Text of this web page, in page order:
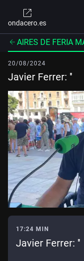
ondacero.es
AIRES DE FERIA
20/08/2024
Javier Ferrer: ''
17:24 MIN
Javier Ferrer: ''